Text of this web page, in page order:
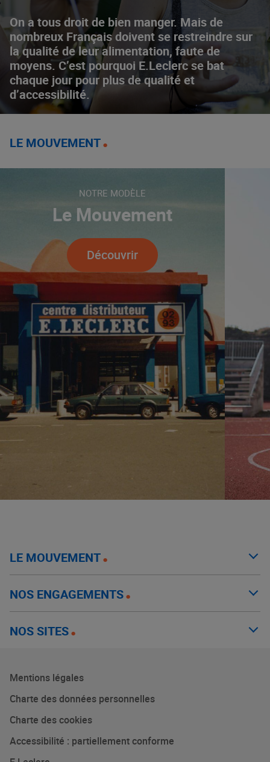
On a tous droit de bien manger. Mais de
nombreux Français doivent se restreindre sur
la qualité de leur alimentation, faute de
moyens. C’est pourquoi E.Leclerc se bat
chaque jour pour plus de qualité et
d’accessibilité.
LE MOUVEMENT
NOTRE MODÈLE
Le Mouvement
Découvrir
LE MOUVEMENT
NOS ENGAGEMENTS
NOS SITES
Mentions légales
Charte des données personnelles
Charte des cookies
Accessibilité : partiellement conforme